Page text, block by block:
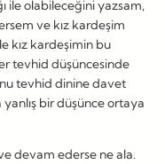
ile olabileceğini yazsam,
ve kız kardeşim
kız kardeşimin bu
tevhid düşüncesinde
tevhid dinine davet
bir düşünce ortaya
devam ederse ne ala.